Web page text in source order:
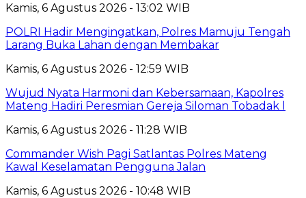
Kamis, 6 Agustus 2026 - 13:02 WIB
POLRI Hadir Mengingatkan, Polres Mamuju Tengah
Larang Buka Lahan dengan Membakar
Kamis, 6 Agustus 2026 - 12:59 WIB
Wujud Nyata Harmoni dan Kebersamaan, Kapolres
Mateng Hadiri Peresmian Gereja Siloman Tobadak l
Kamis, 6 Agustus 2026 - 11:28 WIB
Commander Wish Pagi Satlantas Polres Mateng
Kawal Keselamatan Pengguna Jalan
Kamis, 6 Agustus 2026 - 10:48 WIB